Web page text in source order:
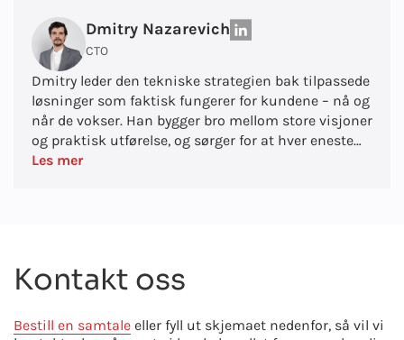
Dmitry Nazarevich
CTO
Dmitry leder den tekniske strategien bak tilpassede
løsninger som faktisk fungerer for kundene – nå og
når de vokser. Han bygger bro mellom store visjoner
og praktisk utførelse, og sørger for at hver eneste
utvikling er smart, skalerbar og tilpasset
Les mer
Kontakt oss
Bestill en samtale eller fyll ut skjemaet nedenfor, så vil vi